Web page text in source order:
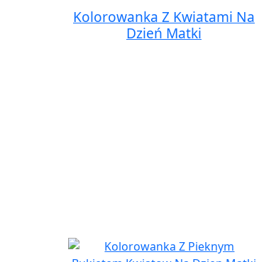
Kolorowanka Z Kwiatami Na
Dzień Matki